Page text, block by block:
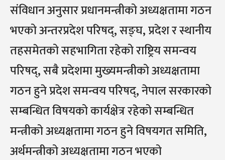
संविधान अनुसार प्रधानमन्त्रीको अध्यक्षतामा गठन
भएको अन्तरप्रदेश परिषद्, सङ्घ, प्रदेश र स्थानीय
तहसमेतको सहभागिता रहेको राष्ट्रिय समन्वय
परिषद्, सबै प्रदेशमा मुख्यमन्त्रीको अध्यक्षतामा
गठन हुने प्रदेश समन्वय परिषद्, नेपाल सरकारको
सम्बन्धित विषयको कार्यक्षेत्र रहेको सम्बन्धित
मन्त्रीको अध्यक्षतामा गठन हुने विषयगत समिति,
अर्थमन्त्रीको अध्यक्षतामा गठन भएको